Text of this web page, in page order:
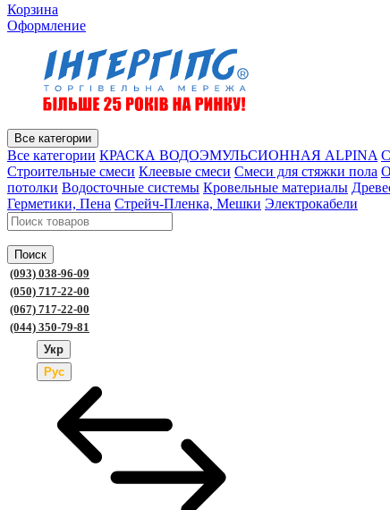
Корзина
Оформление
Все категории
Все категории КРАСКА ВОДОЭМУЛЬСИОННАЯ ALPINA
Строительные смеси Клеевые смеси Смеси для стяжки пола
потолки Водосточные системы Кровельные материалы
Герметики, Пена Стрейч-Пленка, Мешки Электрокабели
Поиск
(093) 038-96-09
(050) 717-22-00
(067) 717-22-00
(044) 350-79-81
Укр
Рус